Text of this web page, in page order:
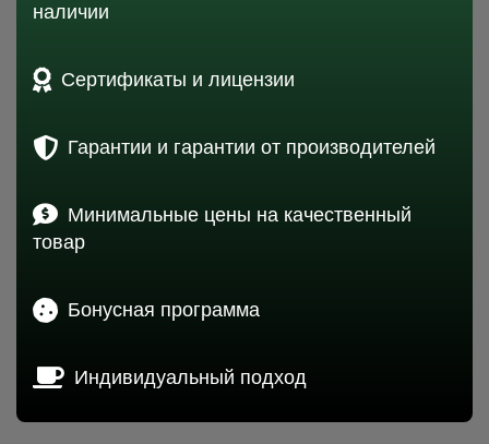
наличии
Сертификаты и лицензии
Гарантии и гарантии от производителей
Минимальные цены на качественный
товар
Бонусная программа
Индивидуальный подход